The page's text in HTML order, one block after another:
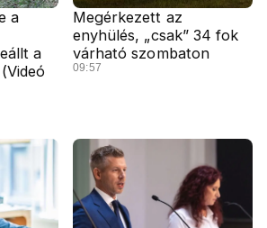
a
a
Megérkezett az
enyhülés, „csak” 34 fok
várható szombaton
09:57